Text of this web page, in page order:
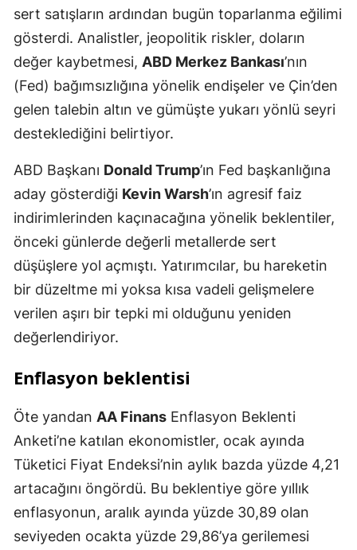
sert satışların ardından bugün toparlanma eğilimi
gösterdi. Analistler, jeopolitik riskler, doların
değer kaybetmesi, ABD Merkez Bankası’nın
(Fed) bağımsızlığına yönelik endişeler ve Çin’den
gelen talebin altın ve gümüşte yukarı yönlü seyri
desteklediğini belirtiyor.
ABD Başkanı Donald Trump’ın Fed başkanlığına
aday gösterdiği Kevin Warsh’ın agresif faiz
indirimlerinden kaçınacağına yönelik beklentiler,
önceki günlerde değerli metallerde sert
düşüşlere yol açmıştı. Yatırımcılar, bu hareketin
bir düzeltme mi yoksa kısa vadeli gelişmelere
verilen aşırı bir tepki mi olduğunu yeniden
değerlendiriyor.
Enflasyon beklentisi
Öte yandan AA Finans Enflasyon Beklenti
Anketi’ne katılan ekonomistler, ocak ayında
Tüketici Fiyat Endeksi’nin aylık bazda yüzde 4,21
artacağını öngördü. Bu beklentiye göre yıllık
enflasyonun, aralık ayında yüzde 30,89 olan
seviyeden ocakta yüzde 29,86’ya gerilemesi